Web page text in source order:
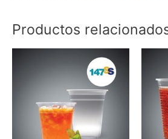
Productos